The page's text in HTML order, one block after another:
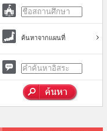
ค้นหาจากแผนที่